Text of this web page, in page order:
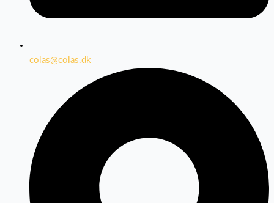
colas@colas.dk